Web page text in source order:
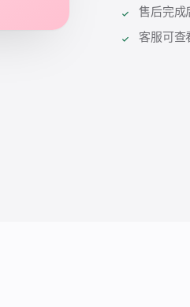
售后完成
客服可查